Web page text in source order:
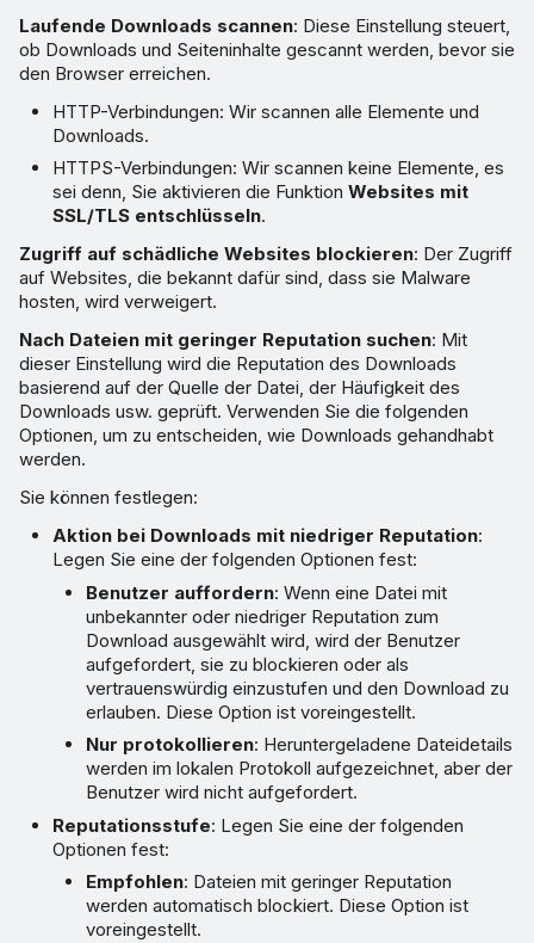
Laufende Downloads scannen: Diese Einstellung steuert,
ob Downloads und Seiteninhalte gescannt werden, bevor sie
den Browser erreichen.
HTTP-Verbindungen: Wir scannen alle Elemente und
Downloads.
HTTPS-Verbindungen: Wir scannen keine Elemente, es
sei denn, Sie aktivieren die FunktionWebsites mit
SSL/TLS entschlüsseln.
Zugriff auf schädliche Websites blockieren: Der Zugriff
auf Websites, die bekannt dafür sind, dass sie Malware
hosten, wird verweigert.
Nach Dateien mit geringer Reputation suchen: Mit
dieser Einstellung wird die Reputation des Downloads
basierend auf der Quelle der Datei, der Häufigkeit des
Downloads usw. geprüft. Verwenden Sie die folgenden
Optionen, um zu entscheiden, wie Downloads gehandhabt
werden.
Sie können festlegen:
Aktion bei Downloads mit niedriger Reputation:
Legen Sie eine der folgenden Optionen fest:
Benutzer auffordern: Wenn eine Datei mit
unbekannter oder niedriger Reputation zum
Download ausgewählt wird, wird der Benutzer
aufgefordert, sie zu blockieren oder als
vertrauenswürdig einzustufen und den Download zu
erlauben. Diese Option ist voreingestellt.
Nur protokollieren: Heruntergeladene Dateidetails
werden im lokalen Protokoll aufgezeichnet, aber der
Benutzer wird nicht aufgefordert.
Reputationsstufe: Legen Sie eine der folgenden
Optionen fest:
Empfohlen: Dateien mit geringer Reputation
werden automatisch blockiert. Diese Option ist
voreingestellt.